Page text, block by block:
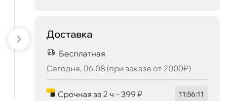
FILTRON OP520/1
(W914/2 SM 101)
UNIVERSAL
(ADVANCED) 10W40
SN/CF (1л) 3148644
Доставка
Бесплатная
Сегодня, 06.08 (при заказе от 2000₽)
Срочная за 2 ч – 399 ₽ 11:56:11